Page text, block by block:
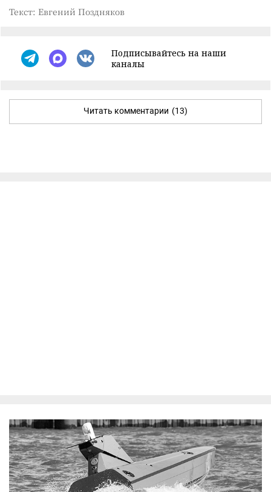
Текст: Евгений Поздняков
Подписывайтесь на наши
каналы
Читать комментарии (13)